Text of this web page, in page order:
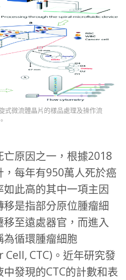
式微流體晶片的樣品處理及操作流
原因之一，根據2018
每年有950萬人死於癌
此高的其中一項主因
是指部分原位腫瘤細
至遠處器官，而進入
循環腫瘤細胞
CTC)。近年研究發
發現的CTC的計數和表